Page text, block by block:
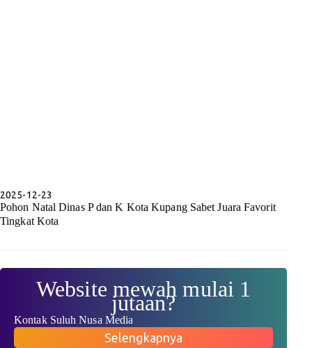
2025-12-23
Pohon Natal Dinas P dan K Kota Kupang Sabet Juara Favorit
Tingkat Kota
Website mewah mulai 1
jutaan?
Kontak Suluh Nusa Media
Selengkapnya